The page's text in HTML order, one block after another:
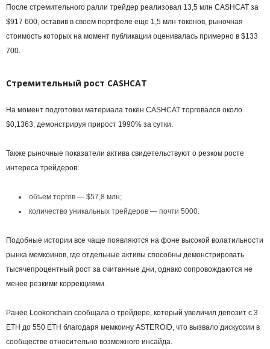
После стремительного ралли трейдер реализовал 13,5 млн CASHCAT за
$917 600, оставив в своем портфеле еще 1,5 млн токенов, рыночная
стоимость которых на момент публикации оценивалась примерно в $133
700.
Стремительный рост CASHCAT
На момент подготовки материала токен CASHCAT торговался около
$0,1363, демонстрируя прирост 1990% за сутки.
Также рыночные показатели актива свидетельствуют о резком росте
интереса трейдеров:
объем торгов — $57,8 млн;
количество уникальных трейдеров — почти 5000.
Подобные истории все чаще появляются на фоне высокой волатильности
рынка мемкоинов, где отдельные активы способны демонстрировать
тысячепроцентный рост за считанные дни, однако сопровождаются не
менее резкими коррекциями.
Ранее Lookonchain сообщала о трейдере, который увеличил депозит с 3
ETH до 550 ETH благодаря мемкоину ASTEROID, что вызвало дискуссии в
сообществе относительно возможного инсайда.